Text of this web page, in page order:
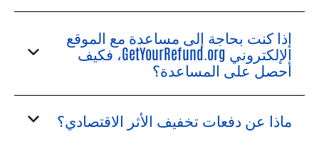
إذا كنت بحاجة إلى مساعدة مع الموقع
الإلكتروني GetYourRefund.org، فكيف
أحصل على المساعدة؟
ماذا عن دفعات تخفيف الأثر الاقتصادي؟